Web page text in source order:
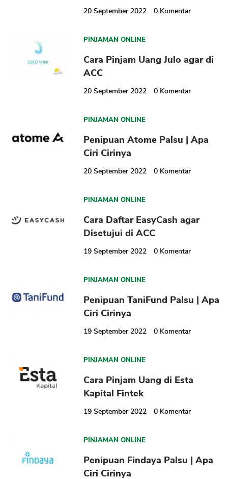
20 September 2022 0 Komentar
PINJAMAN ONLINE
Cara Pinjam Uang Julo agar di
ACC
20 September 2022 0 Komentar
PINJAMAN ONLINE
Penipuan Atome Palsu | Apa
Ciri Cirinya
20 September 2022 0 Komentar
PINJAMAN ONLINE
Cara Daftar EasyCash agar
Disetujui di ACC
19 September 2022 0 Komentar
PINJAMAN ONLINE
Penipuan TaniFund Palsu | Apa
Ciri Cirinya
19 September 2022 0 Komentar
PINJAMAN ONLINE
Cara Pinjam Uang di Esta
Kapital Fintek
19 September 2022 0 Komentar
PINJAMAN ONLINE
Penipuan Findaya Palsu | Apa
Ciri Cirinya